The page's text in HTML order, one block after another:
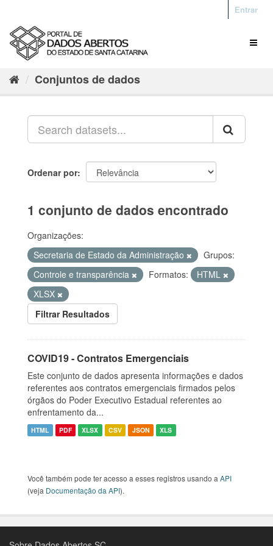
Entrar
Conjuntos de dados
Ordenar por
1 conjunto de dados encontrado
Organizações:
Secretaria de Estado da Administração
Grupos:
Controle e transparência
Formatos:
HTML
XLSX
Filtrar Resultados
COVID19 - Contratos Emergenciais
Este conjunto de dados apresenta informações e dados
referentes aos contratos emergenciais firmados pelos
órgãos do Poder Executivo Estadual referentes ao
enfrentamento da...
HTML PDF XLSX CSV JSON XLS
Você também pode ter acesso a esses registros usando a API
(veja Documentação da API).